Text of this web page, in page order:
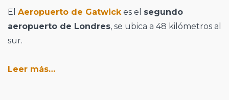
El Aeropuerto de Gatwickes el segundo
aeropuerto de Londres, se ubica a 48 kilómetros al
sur.
Leer más…